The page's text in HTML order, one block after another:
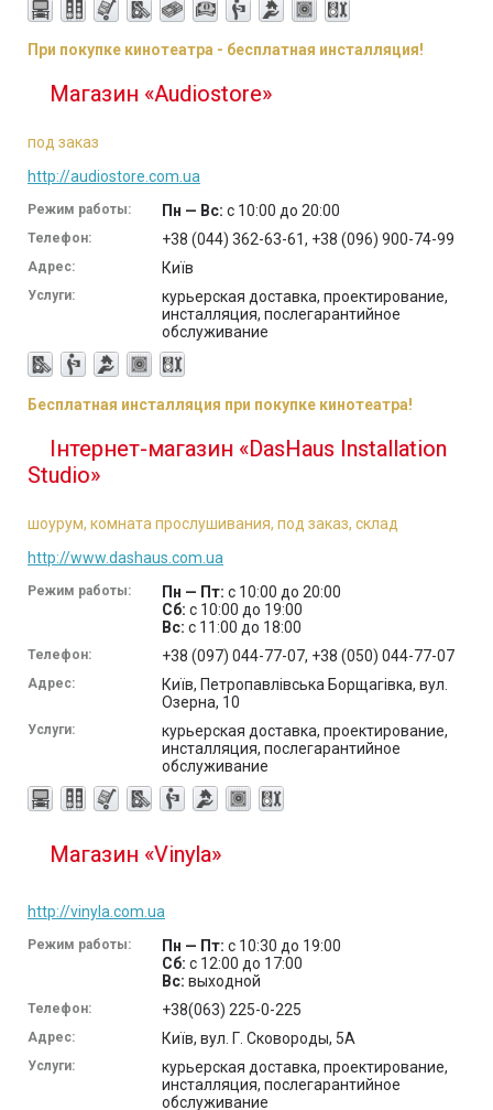
При покупке кинотеатра - бесплатная инсталляция!
Магазин «Audiostore»
под заказ
http://audiostore.com.ua
Режим работы: Пн — Вс: с 10:00 до 20:00
Телефон: +38 (044) 362-63-61, +38 (096) 900-74-99
Адрес: Київ
Услуги:
курьерская доставка, проектирование,
инсталляция, послегарантийное
обслуживание
Бесплатная инсталляция при покупке кинотеатра!
Інтернет-магазин «DasHaus Installation
Studio»
шоурум, комната прослушивания, под заказ, склад
http://www.dashaus.com.ua
Режим работы: Пн — Пт: с 10:00 до 20:00
Сб: с 10:00 до 19:00
Вс: с 11:00 до 18:00
Телефон: +38 (097) 044-77-07, +38 (050) 044-77-07
Адрес:
Київ, Петропавлівська Борщагівка, вул.
Озерна, 10
Услуги:
курьерская доставка, проектирование,
инсталляция, послегарантийное
обслуживание
Магазин «Vinyla»
http://vinyla.com.ua
Режим работы: Пн — Пт: с 10:30 до 19:00
Сб: с 12:00 до 17:00
Вс: выходной
Телефон: +38(063) 225-0-225
Адрес: Київ, вул. Г. Сковороды, 5А
Услуги:
курьерская доставка, проектирование,
инсталляция, послегарантийное
обслуживание